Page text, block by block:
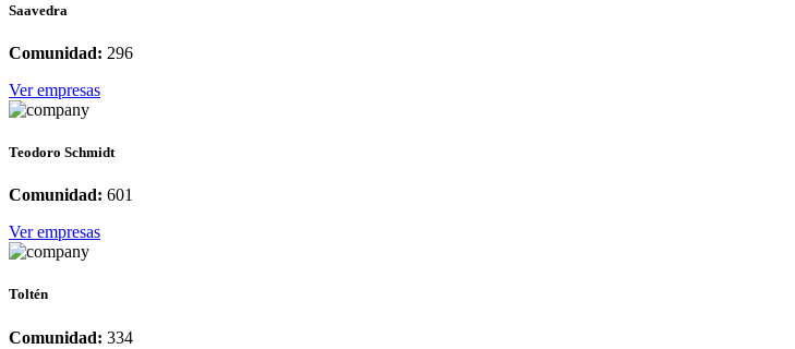
Saavedra
Comunidad: 296
Ver empresas
Teodoro Schmidt
Comunidad: 601
Ver empresas
Toltén
Comunidad: 334